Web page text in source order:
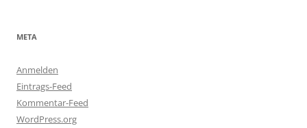
META
Anmelden
Eintrags-Feed
Kommentar-Feed
WordPress.org